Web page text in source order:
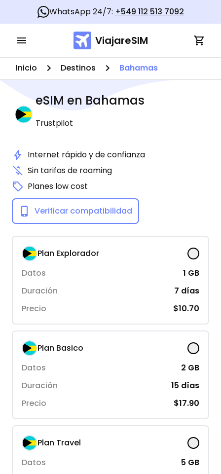
WhatsApp 24/7: +549 112 513 7092
ViajareSIM
Inicio Destinos Bahamas
eSIM en Bahamas
Trustpilot
Internet rápido y de confianza
Sin tarifas de roaming
Planes low cost
Verificar compatibilidad
Plan Explorador
Datos
1 GB
Duración
7 días
Precio
$10.70
Plan Basico
Datos
2 GB
Duración
15 días
Precio
$17.90
Plan Travel
Datos
5 GB